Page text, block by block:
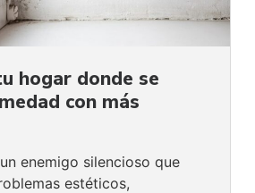
hogar donde se
con más
enemigo silencioso que
estéticos,